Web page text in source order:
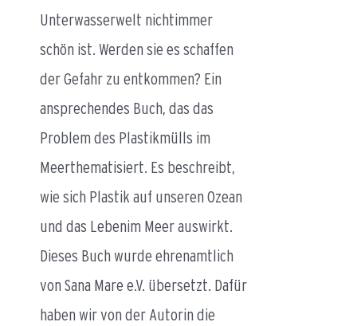
Unterwasserwelt nichtimmer
schön ist. Werden sie es schaffen
der Gefahr zu entkommen? Ein
ansprechendes Buch, das das
Problem des Plastikmülls im
Meerthematisiert. Es beschreibt,
wie sich Plastik auf unseren Ozean
und das Lebenim Meer auswirkt.
Dieses Buch wurde ehrenamtlich
von Sana Mare e.V. übersetzt. Dafür
haben wir von der Autorin die